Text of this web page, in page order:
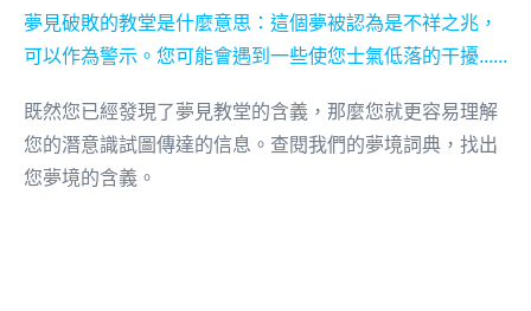
夢見破敗的教堂是什麼意思：這個夢被認為是不祥之兆，
可以作為警示。您可能會遇到一些使您士氣低落的干擾......
既然您已經發現了夢見教堂的含義，那麼您就更容易理解
您的潛意識試圖傳達的信息。查閱我們的夢境詞典，找出
您夢境的含義。